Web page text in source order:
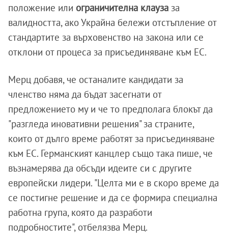
положение или ограничителна клауза за
валидността, ако Украйна бележи отстъпление от
стандартите за върховенство на закона или се
отклони от процеса за присъединяване към ЕС.
Мерц добавя, че останалите кандидати за
членство няма да бъдат засегнати от
предложението му и че то предполага блокът да
"разгледа иновативни решения" за страните,
които от дълго време работят за присъединяване
към ЕС. Германският канцлер също така пише, че
възнамерява да обсъди идеите си с другите
европейски лидери. "Целта ми е в скоро време да
се постигне решение и да се формира специална
работна група, която да разработи
подробностите", отбелязва Мерц.